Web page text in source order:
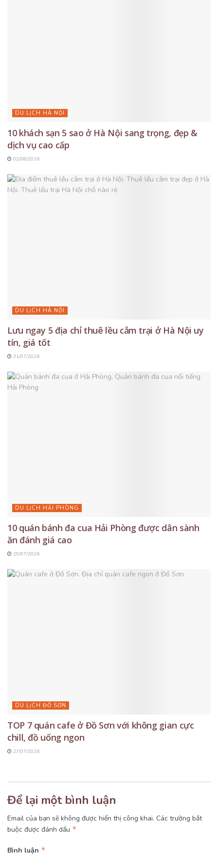
DU LỊCH HÀ NỘI
10 khách sạn 5 sao ở Hà Nội sang trọng, đẹp &
dịch vụ cao cấp
02/08/2026
DU LỊCH HÀ NỘI
Lưu ngay 5 địa chỉ thuê lều cắm trại ở Hà Nội uy
tín, giá tốt
31/07/2026
DU LỊCH HẢI PHÒNG
10 quán bánh đa cua Hải Phòng được dân sành
ăn đánh giá cao
29/07/2026
DU LỊCH ĐỒ SƠN
TOP 7 quán cafe ở Đồ Sơn với không gian cực
chill, đồ uống ngon
27/07/2026
Để lại một bình luận
Email của bạn sẽ không được hiển thị công khai. Các trường bắt
buộc được đánh dấu *
Bình luận *